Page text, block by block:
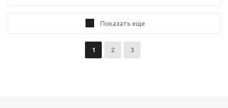
Показать еще
1 2 3